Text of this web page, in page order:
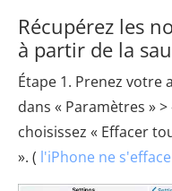
Récupérez les
à partir de la
Étape 1. Prenez votre
dans « Paramètres »
choisissez « Effacer
». ( l'iPhone ne